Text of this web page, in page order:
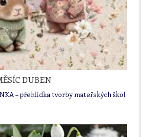
DUBEN
– přehlídka tvorby mateřských škol